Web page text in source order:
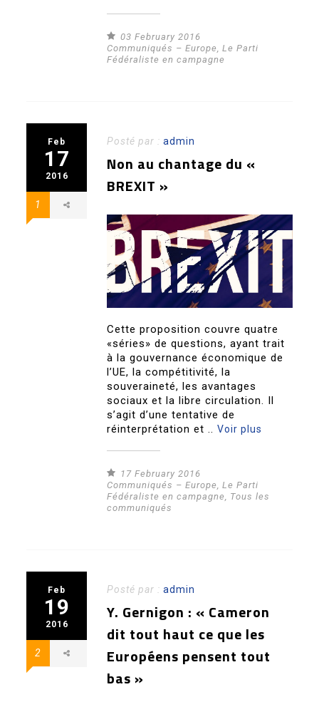
03 February 2016
Communiqués – Europe,Le Parti
Fédéraliste en campagne
Feb
17
2016
1
Posté par :admin
Non au chantage du «
BREXIT »
Cette proposition couvre quatre
«séries» de questions, ayant trait
à la gouvernance économique de
l’UE, la compétitivité, la
souveraineté, les avantages
sociaux et la libre circulation. Il
s’agit d’une tentative de
réinterprétation et ..Voir plus
17 February 2016
Communiqués – Europe ,Le Parti
Fédéraliste en campagne
Tous les
communiqués
Feb
19
2016
2
Posté par :admin
Y. Gernigon : « Cameron
dit tout haut ce que les
Européens pensent tout
bas »